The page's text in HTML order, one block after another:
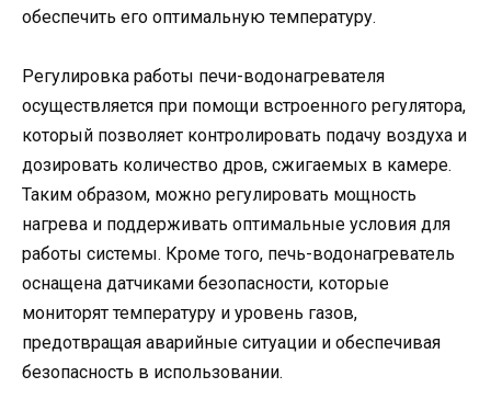
обеспечить его оптимальную температуру.
Регулировка работы печи-водонагревателя
осуществляется при помощи встроенного регулятора,
который позволяет контролировать подачу воздуха и
дозировать количество дров, сжигаемых в камере.
Таким образом, можно регулировать мощность
нагрева и поддерживать оптимальные условия для
работы системы. Кроме того, печь-водонагреватель
оснащена датчиками безопасности, которые
мониторят температуру и уровень газов,
предотвращая аварийные ситуации и обеспечивая
безопасность в использовании.